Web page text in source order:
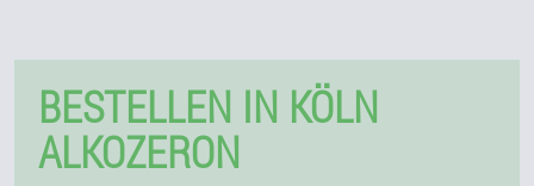
BESTELLEN IN KÖLN
ALKOZERON